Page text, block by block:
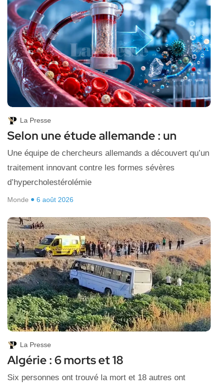
La Presse
Selon une étude allemande : un
Une équipe de chercheurs allemands a découvert qu’un
traitement innovant contre les formes sévères
d’hypercholestérolémie
Monde 6 août 2026
La Presse
Algérie : 6 morts et 18
Six personnes ont trouvé la mort et 18 autres ont